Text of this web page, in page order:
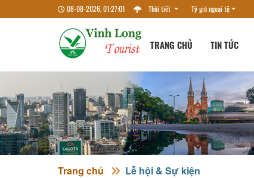
08-08-2026, 01:27:02 Thời tiết Tỷ giá ngoại tệ
TRANG CHỦ TIN TỨC
Trang chủ Lễ hội & Sự kiện